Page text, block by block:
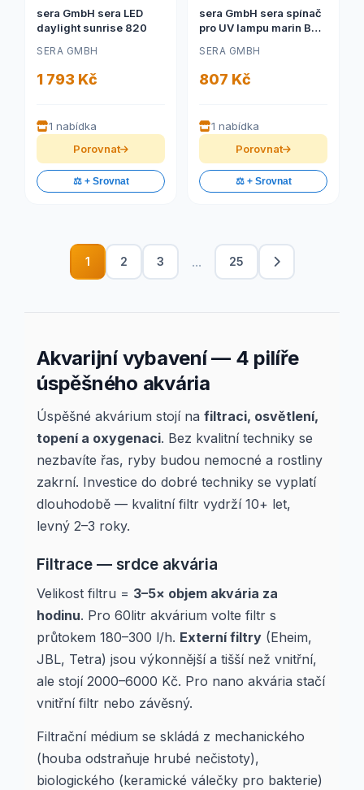
sera GmbH sera LED
daylight sunrise 820
SERA GMBH
1 793 Kč
1 nabídka
Porovnat
⚖️ + Srovnat
sera GmbH sera spínač
pro UV lampu marin BC
SERA GMBH
807 Kč
1 nabídka
Porovnat
⚖️ + Srovnat
1 2 3 ... 25
Akvarijní vybavení — 4 pilíře
úspěšného akvária
Úspěšné akvárium stojí na filtraci, osvětlení,
topení a oxygenaci. Bez kvalitní techniky se
nezbavíte řas, ryby budou nemocné a rostliny
zakrní. Investice do dobré techniky se vyplatí
dlouhodobě — kvalitní filtr vydrží 10+ let,
levný 2–3 roky.
Filtrace — srdce akvária
Velikost filtru = 3–5× objem akvária za
hodinu. Pro 60litr akvárium volte filtr s
průtokem 180–300 l/h. Externí filtry (Eheim,
JBL, Tetra) jsou výkonnější a tišší než vnitřní,
ale stojí 2000–6000 Kč. Pro nano akvária stačí
vnitřní filtr nebo závěsný.
Filtrační médium se skládá z mechanického
(houba odstraňuje hrubé nečistoty),
biologického (keramické válečky pro bakterie)